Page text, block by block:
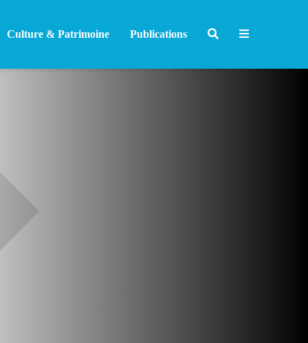
Culture & Patrimoine Publications